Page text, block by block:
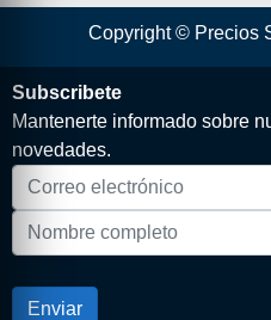
Copyright © Precios
Subscribete
Mantenerte informado sobre
novedades.